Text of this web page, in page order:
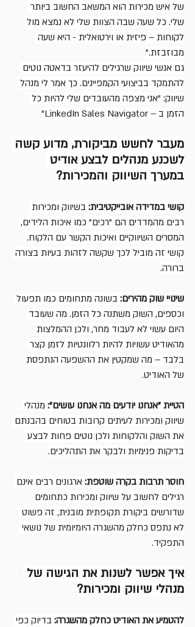
של איש מכירות הוא המשאב החשוב ביותר
שלי. כל שעה שבה הצוות שלי לא נמצא מול
לקוחות – פיזית או וירטואלית - היא שעה
מבוזבזת."
גם אנשי שיווק שרגילים להיעזר בדאטה נוטים
להתמקד בביצועי הקמפיינים. כך אמר לי מנהל
שיווק: "אני מצפה מהעובדים שלי להיות כל
הזמן ב – LinkedIn Sales Navigator"
מעבר לחשש מביקורת, מדוע קשה
לשכנע מנהלים לבצע אודיט
במערך השיווק והמכירות?
קושי במדידה אובייקטיבית: בשיווק ומכירות
רבים מהמדדים הם "רכים" כמו איכות הלידים,
המסרים השיווקיים ואיכות הקשר עם הלקוח.
קושי זה מוביל לכך שקשה לזהות בעיות בצורה
ברורה.
שינויי שוק מהירים: בשונה מתחומים כמו תפעול
וכספים, השוק משתנה כל הזמן. מה שעובד
היום עשוי לא לעבוד מחר, ולכן ההמלצות
מהאודיט עשויות להיות רלוונטיות לזמן קצר
בלבד – מה שמקטין את ההשפעה הנתפסת
של האודיט.
הטיית "אנחנו יודעים מה אנחנו עושים": מנהלי
שיווק ומכירות לעיתים קרובות בטוחים בהבנתם
את השוק והלקוחות ולכן נוטים פחות לבצע
בדיקות פנימיות ולבקר את התהליכים.
חוסר תרבות בקרה שוטפת: ארגונים רבים אינם
רגילים לחשוב על שיווק ומכירות כתחומים
שדורשים ביקורת תקופתית מובנית, זה פשוט
לא נתפס כחלק מהשגרה היומיומית של נושאי
התפקיד.
איך אפשר לשנות את הגישה של
מנהלי שיווק ומכירות?
להטמיע את האודיט כחלק מהשגרה: בדיוק כפי